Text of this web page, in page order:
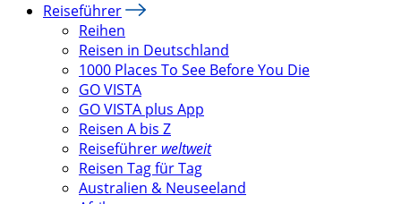
Reiseführer
Reihen
Reisen in Deutschland
1000 Places To See Before You Die
GO VISTA
GO VISTA plus App
Reisen A bis Z
Reiseführer weltweit
Reisen Tag für Tag
Australien & Neuseeland